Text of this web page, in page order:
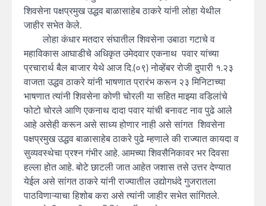
शिवसेना पक्षप्रमुख उद्धव बाळासाहेब ठाकरे यांनी लोहा येथील
जाहीर सभेत केले.
लोहा कंधार मतदार संघातील शिवसेना उबाठा गटाचे व
महाविकास आघाडीचे अधिकृत उमेदवार एकनाथ पवार यांच्या
प्रचारार्थ बैल बाजार येथे आज दि.(०९) नोव्हेंबर रोजी दुपारी १.२३
वाजता उद्धव ठाकरे यांनी भाषणात प्रारंभ करून २३ मिनिटाच्या
भाषणात त्यांनी शिवसेना कोणी चोरली या सहित माझ्या वडिलांचे
फोटो चोरले आणि एकनाथ दादा पवार यांची बनावट नाव पुढे आले
आहे असेही करून असे साध्य होणार नाही असे सांगत शिवसेना
पक्षप्रमुख उद्धव बाळासाहेब ठाकरे पुढे म्हणाले की राज्यात कायदा व
सुव्यवस्थेचा प्रश्न गंभीर आहे. आमच्या शिवसैनिकावर भर दिवसा
हल्ला होत आहे. बोटे छाटली जात आहेत जशास तसे उत्तर देण्यात
येईल असे सांगत ठाकरे यांनी राज्यातील उद्योगधंदे गुजरातला
पाठविणाऱ्याचा हिशोब करा असे त्यांनी जाहीर सभेत सांगितले.